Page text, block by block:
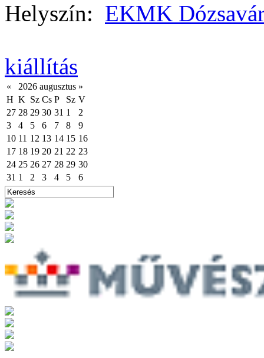
Helyszín: EKMK
kiállítás
« 2026 augusztus »
H K Sz Cs P Sz V
27 28 29 30 31 1
2
3
4 5 6 7 8
9
10 11 12 13 14 15 16
17 18 19 20 21 22 23
24 25 26 27 28 29 30
31 1 2 3 4 5 6